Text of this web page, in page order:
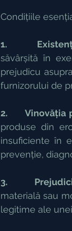
Condițiile
1.
săvârșită în
prejudicu
furnizorului de
2.
produse din
insuficiente în
prevenție,
3.
materială sau
legitime ale